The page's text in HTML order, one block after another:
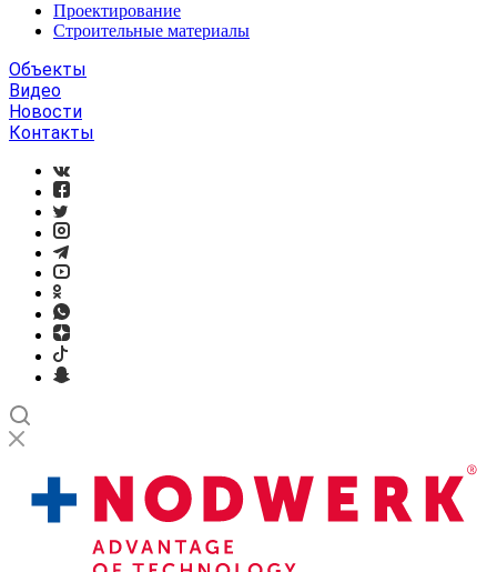
Проектирование
Строительные материалы
Объекты
Видео
Новости
Контакты